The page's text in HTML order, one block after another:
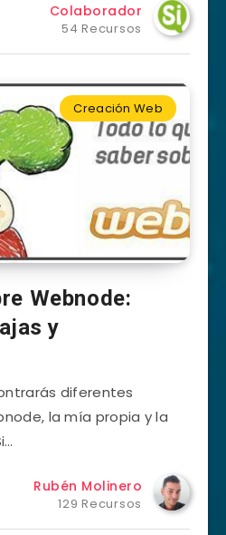
Colaborador
54 Recursos
Creación Web
Webnode:
y
diferentes
la mía propia y la
Rubén Molinero
129 Recursos